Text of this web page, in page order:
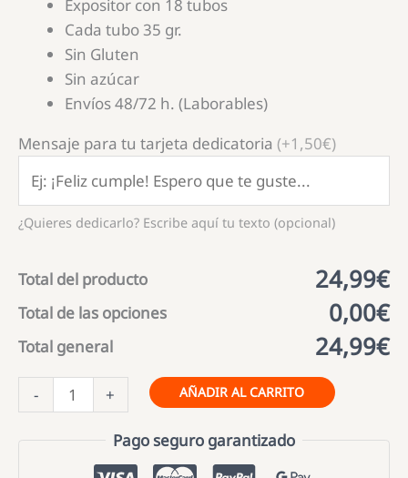
Expositor con 18 tubos
Cada tubo 35 gr.
Sin Gluten
Sin azúcar
Envíos 48/72 h. (Laborables)
Mensaje para tu tarjeta dedicatoria (+1,50€)
¿Quieres dedicarlo? Escribe aquí tu texto (opcional)
Total del producto 24,99€
Total de las opciones 0,00€
Total general 24,99€
-
-
Chicle
+ AÑADIR AL CARRITO
Pago seguro garantizado